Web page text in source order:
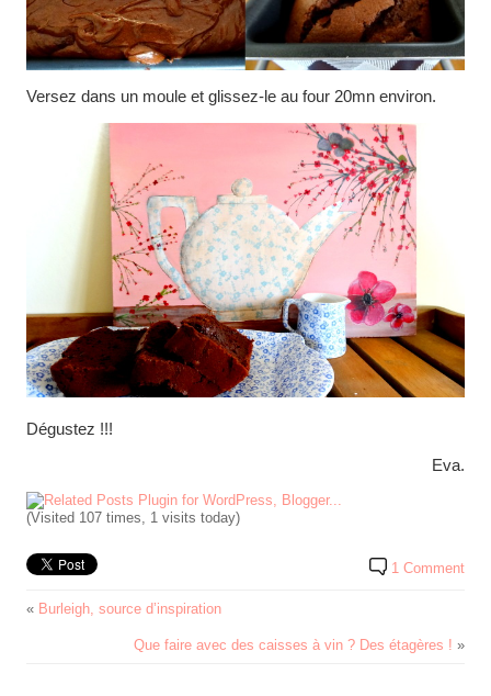
Versez dans un moule et glissez-le au four 20mn environ.
Dégustez !!!
Eva.
(Visited 107 times, 1 visits today)
1 Comment
« Burleigh, source d’inspiration
Que faire avec des caisses à vin ? Des étagères ! »